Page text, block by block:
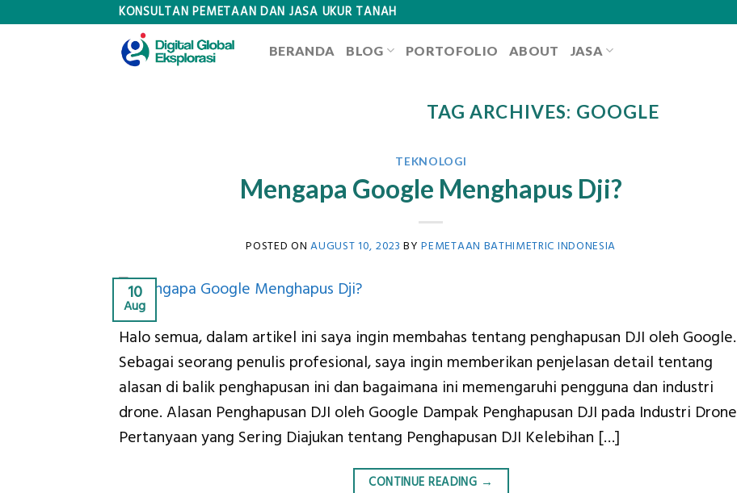
KONSULTAN PEMETAAN DAN JASA UKUR TANAH
BERANDA BLOG PORTOFOLIO ABOUT JASA
TAG ARCHIVES: GOOGLE
TEKNOLOGI
Mengapa Google Menghapus Dji?
POSTED ONAUGUST 10, 2023 BYPEMETAAN BATHIMETRIC INDONESIA
10
Aug
Halo semua, dalam artikel ini saya ingin membahas tentang penghapusan DJI oleh Google.
Sebagai seorang penulis profesional, saya ingin memberikan penjelasan detail tentang
alasan di balik penghapusan ini dan bagaimana ini memengaruhi pengguna dan industri
drone. Alasan Penghapusan DJI oleh Google Dampak Penghapusan DJI pada Industri Drone
Pertanyaan yang Sering Diajukan tentang Penghapusan DJI Kelebihan […]
CONTINUE READING →